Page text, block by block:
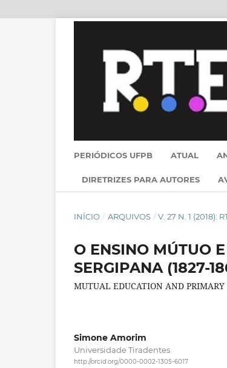
PERIÓDICOS UFPB ATUAL
DIRETRIZES PARA AUTORES
INÍCIO / ARQUIVOS / V. 27 N. 1 (2018):
O ENSINO MÚTUO
SERGIPANA (1827-
MUTUAL EDUCATION AND
Simone Amorim
Universidade Tiradentes
http://orcid.org/0000-0002-1305-6017